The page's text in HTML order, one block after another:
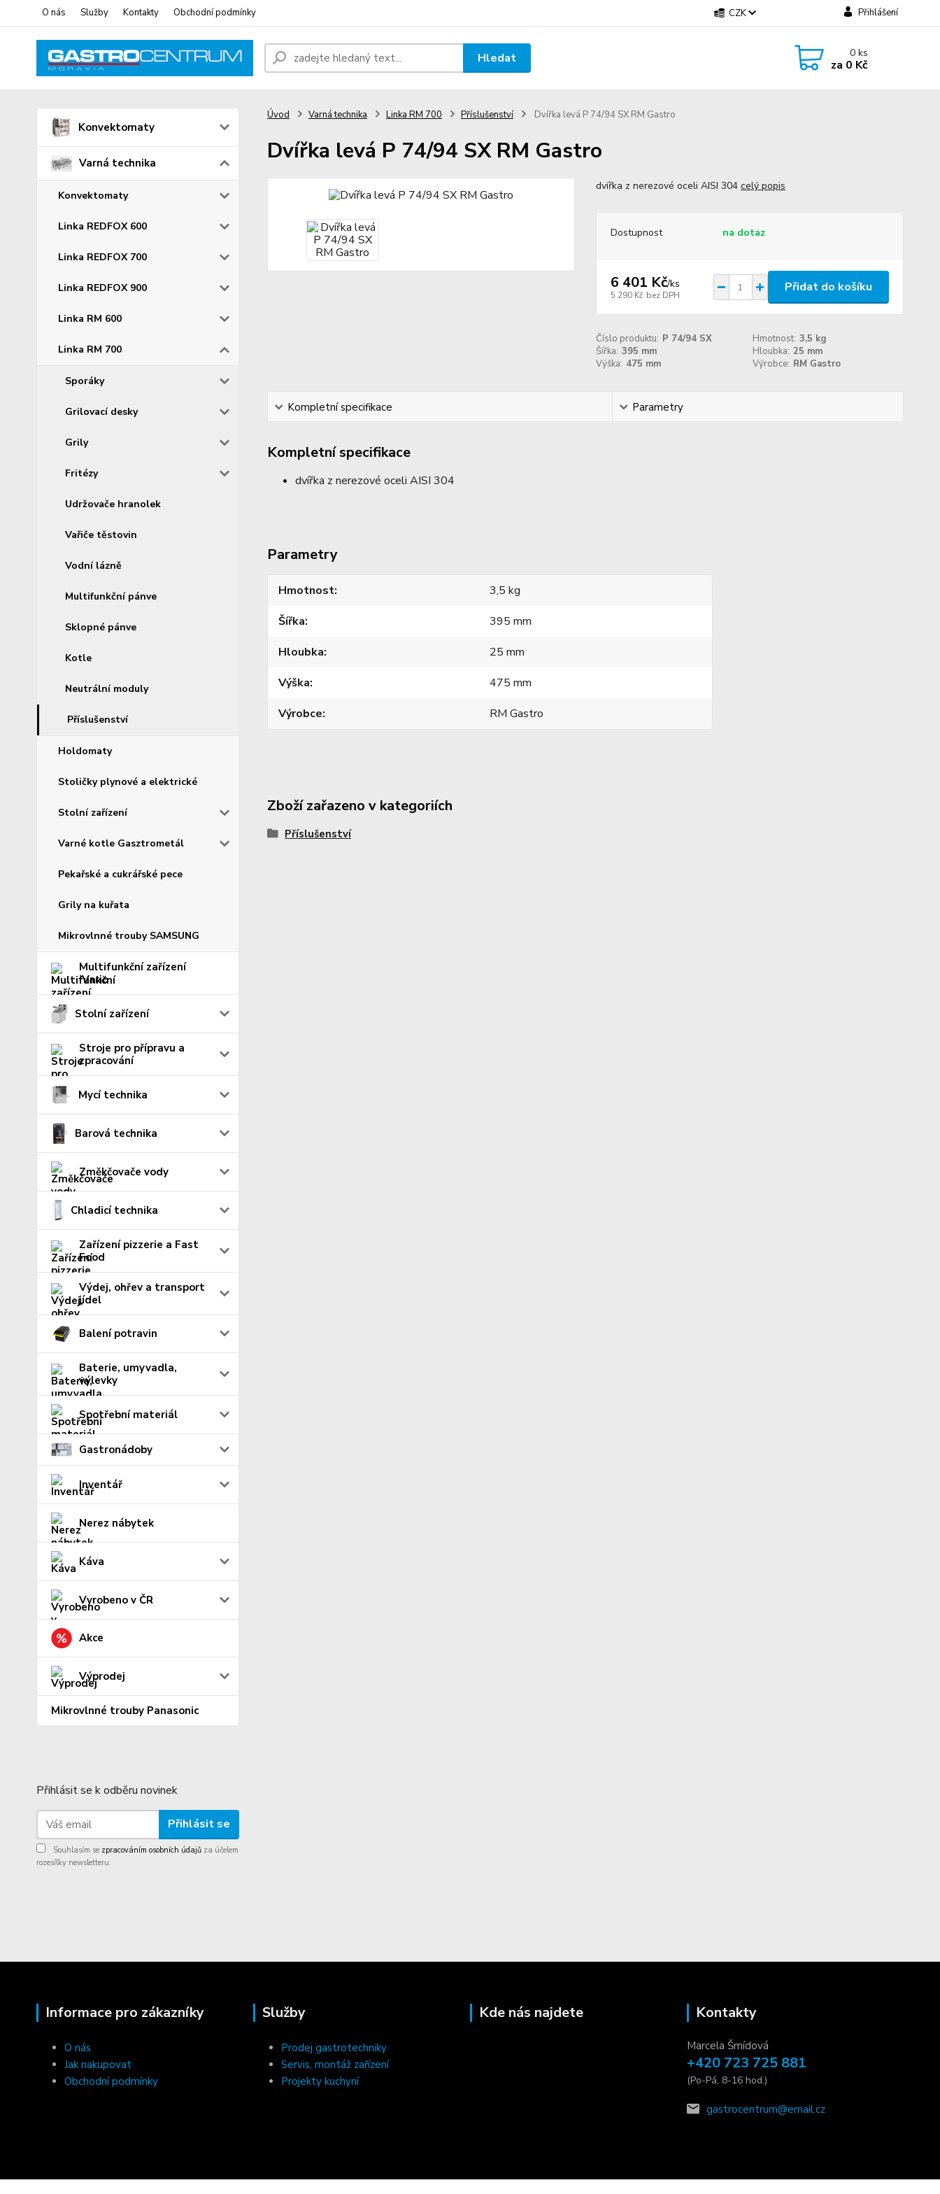
O nás Služby Kontakty Obchodní podmínky CZK Přihlášení
Hledat 0ks
za 0 Kč
Konvektomaty
Varná technika
Konvektomaty
Linka REDFOX 600
Linka REDFOX 700
Linka REDFOX 900
Linka RM 600
Linka RM 700
Sporáky
Grilovací desky
Grily
Fritézy
Udržovače hranolek
Vařiče těstovin
Vodní lázně
Multifunkční pánve
Sklopné pánve
Kotle
Neutrální moduly
Příslušenství
Holdomaty
Stoličky plynové a elektrické
Stolní zařízení
Varné kotle Gasztrometál
Pekařské a cukrářské pece
Grily na kuřata
Mikrovlnné trouby SAMSUNG
Multifunkční zařízení
iVario
Stolní zařízení
Stroje pro přípravu a
zpracování
Mycí technika
Barová technika
Změkčovače vody
Chladicí technika
Zařízení pizzerie a Fast
Food
Výdej, ohřev a transport
jídel
Balení potravin
Baterie, umyvadla,
výlevky
Spotřební materiál
Gastronádoby
Inventář
Nerez nábytek
Káva
Vyrobeno v ČR
Akce
Výprodej
Mikrovlnné trouby Panasonic
Přihlásit se k odběru novinek
Přihlásit se
Souhlasím se zpracováním osobních údajů za účelem
rozesílky newsletteru.
Úvod Varná technika Linka RM 700 Příslušenství Dvířka levá P 74/94 SX RM Gastro
Dvířka levá P 74/94 SX RM Gastro
dvířka z nerezové oceli AISI 304 celý popis
Dostupnost na dotaz
6 401 Kč/ks
5 290 Kč bez DPH
Přidat do košíku
Číslo produktu: P 74/94 SX Hmotnost: 3,5 kg
Šířka: 395 mm Hloubka: 25 mm
Výška: 475 mm Výrobce: RM Gastro
Kompletní specifikace Parametry
Kompletní specifikace
dvířka z nerezové oceli AISI 304
Parametry
Hmotnost
3,5 kg
Šířka
395 mm
Hloubka
25 mm
Výška
475 mm
Výrobce
RM Gastro
Zboží zařazeno v kategoriích
Příslušenství
Informace pro zákazníky
O nás
Jak nakupovat
Obchodní podmínky
Služby
Prodej gastrotechniky
Servis, montáž zařízení
Projekty kuchyní
Kde nás najdete Kontakty
Marcela Šmídová
+420 723 725 881
(Po-Pá, 8-16 hod.)
gastrocentrum@email.cz